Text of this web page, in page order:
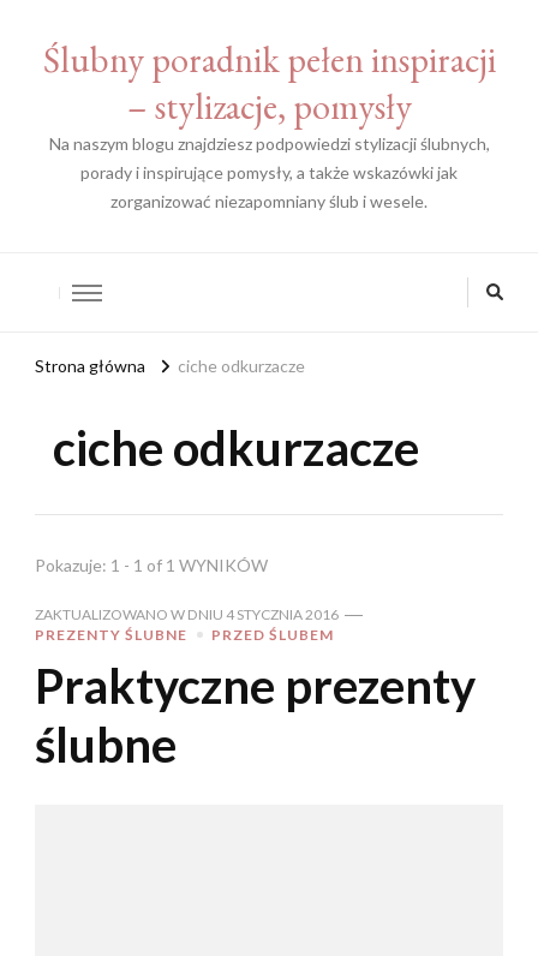
Ślubny poradnik pełen inspiracji
– stylizacje, pomysły
Na naszym blogu znajdziesz podpowiedzi stylizacji ślubnych,
porady i inspirujące pomysły, a także wskazówki jak
zorganizować niezapomniany ślub i wesele.
Strona główna ciche odkurzacze
ciche odkurzacze
Pokazuje: 1 - 1 of 1 WYNIKÓW
ZAKTUALIZOWANO W DNIU 4 STYCZNIA 2016
PREZENTY ŚLUBNE
PRZED ŚLUBEM
Praktyczne prezenty
ślubne